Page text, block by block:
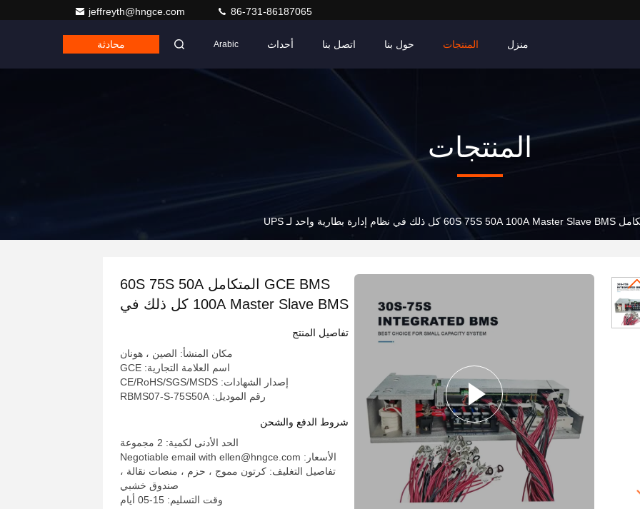
jeffreyth@hngce.com 86-731-86187065
منزل المنتجات حول بنا اتصل بنا أحداث Arabic محادثة
المنتجات
GCE BMS المتكامل 60S 75S 50A
100A Master Slave BMS كل ذلك في
تفاصيل المنتج
مكان المنشأ: الصين ، هونان
اسم العلامة التجارية: GCE
إصدار الشهادات: CE/RoHS/SGS/MSDS
رقم الموديل: RBMS07-S-75S50A
شروط الدفع والشحن
الحد الأدنى لكمية: 2 مجموعة
الأسعار: Negotiable email with ellen@hngce.com
تفاصيل التغليف: كرتون مموج ، حزم ، منصات نقالة ،
صندوق خشبي
وقت التسليم: 15-05 أيام